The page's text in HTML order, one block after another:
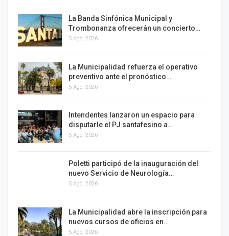
La Banda Sinfónica Municipal y
Trombonanza ofrecerán un concierto…
5 Ago, 2026
La Municipalidad refuerza el operativo
preventivo ante el pronóstico…
5 Ago, 2026
Intendentes lanzaron un espacio para
disputarle el PJ santafesino a…
5 Ago, 2026
Poletti participó de la inauguración del
nuevo Servicio de Neurología…
5 Ago, 2026
La Municipalidad abre la inscripción para
nuevos cursos de oficios en…
5 Ago, 2026